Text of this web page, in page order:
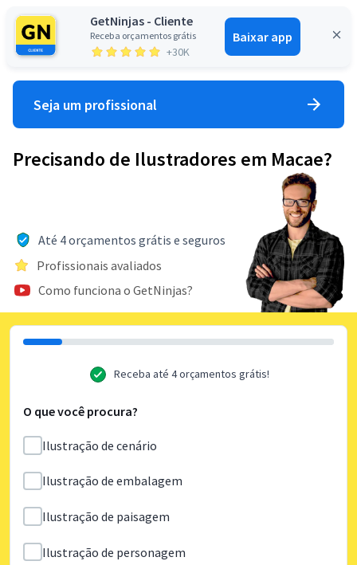
GetNinjas - Cliente
Receba orçamentos grátis
+30K
Baixar app
Entrar
Seja um profissional
Precisando de Ilustradores em Macae?
Até 4 orçamentos grátis e seguros
Profissionais avaliados
Como funciona o GetNinjas?
Receba até 4 orçamentos grátis!
O que você procura?
Ilustração de cenário
Ilustração de embalagem
Ilustração de paisagem
Ilustração de personagem